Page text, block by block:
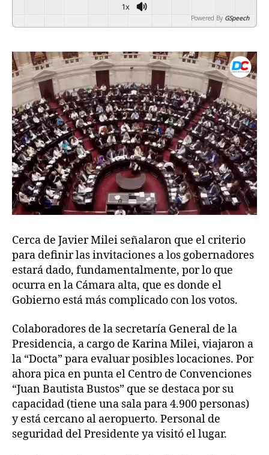
1x
Powered By GSpeech
Cerca de Javier Milei señalaron que el criterio
para definir las invitaciones a los gobernadores
estará dado, fundamentalmente, por lo que
ocurra en la Cámara alta, que es donde el
Gobierno está más complicado con los votos.
Colaboradores de la secretaría General de la
Presidencia, a cargo de Karina Milei, viajaron a
la “Docta” para evaluar posibles locaciones. Por
ahora pica en punta el Centro de Convenciones
“Juan Bautista Bustos” que se destaca por su
capacidad (tiene una sala para 4.900 personas)
y está cercano al aeropuerto. Personal de
seguridad del Presidente ya visitó el lugar.